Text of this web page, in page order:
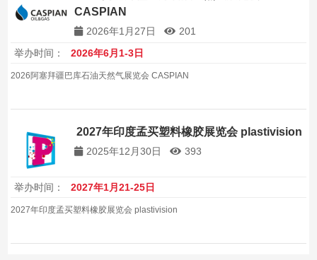
CASPIAN
2026年1月27日
201
举办时间：
2026年6月1-3日
2026阿塞拜疆巴库石油天然气展览会 CASPIAN
2027年印度孟买塑料橡胶展览会 plastivision
2025年12月30日 393
举办时间： 2027年1月21-25日
2027年印度孟买塑料橡胶展览会 plastivision